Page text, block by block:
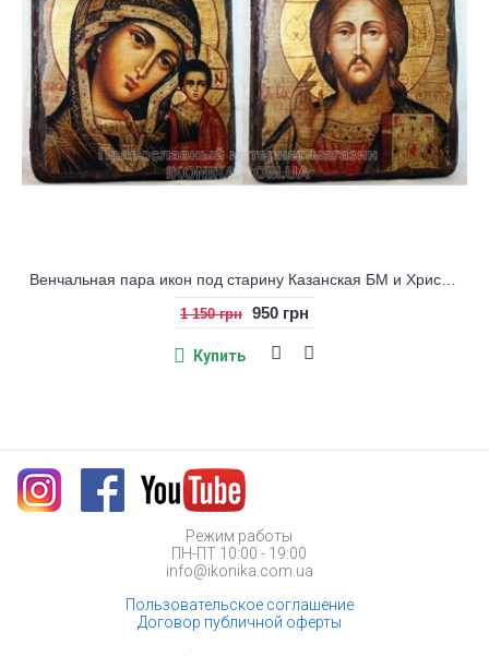
1 150 грн 950 грн
Купить
Режим работы
ПН-ПТ 10:00 - 19:00
info@ikonika.com.ua
Пользовательское соглашение
Договор публичной оферты